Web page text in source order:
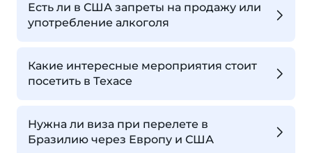
Есть ли в США запреты на продажу или
употребление алкоголя
Какие интересные мероприятия стоит
посетить в Техасе
Нужна ли виза при перелете в
Бразилию через Европу и США